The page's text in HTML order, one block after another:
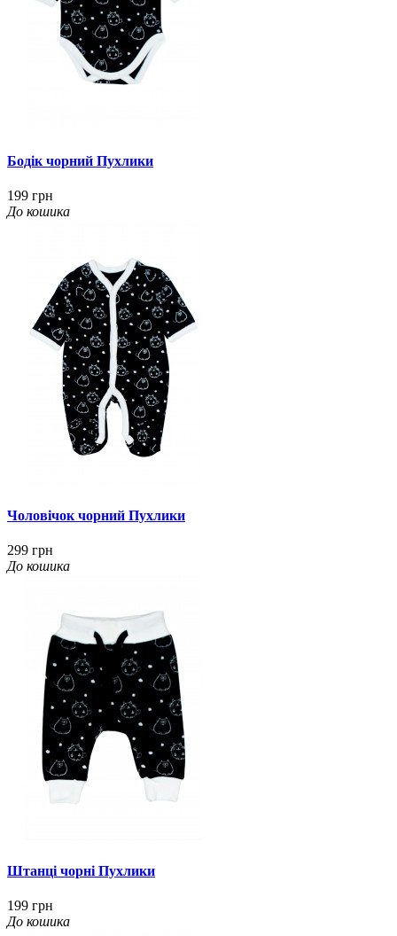
Бодік чорний Пухлики
199 грн
До кошика
Чоловічок чорний Пухлики
299 грн
До кошика
Штанці чорні Пухлики
199 грн
До кошика